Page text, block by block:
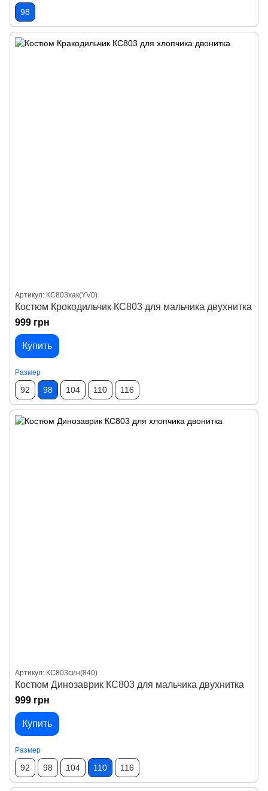
98
Артикул: КС803хак(YV0)
Костюм Крокодильчик КС803 для мальчика двухнитка
999 грн
Купить
Размер
92 98 104 110 116
Артикул: КС803син(840)
Костюм Динозаврик КС803 для мальчика двухнитка
999 грн
Купить
Размер
92 98 104 110 116